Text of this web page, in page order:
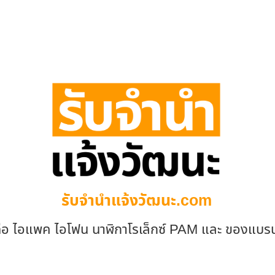
รับจํานําแจ้งวัฒนะ.com
ไอแพค ไอโฟน นาฬิกาโรเล็กซ์ PAM และ ของแบ